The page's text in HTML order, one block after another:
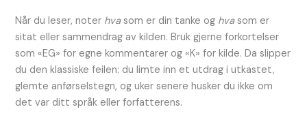
Når du leser, noter hvasom er din tanke og hvasom er
sitat eller sammendrag av kilden. Bruk gjerne forkortelser
som «EG» for egne kommentarer og «K» for kilde. Da slipper
du den klassiske feilen: du limte inn et utdrag i utkastet,
glemte anførselstegn, og uker senere husker du ikke om
det var ditt språk eller forfatterens.